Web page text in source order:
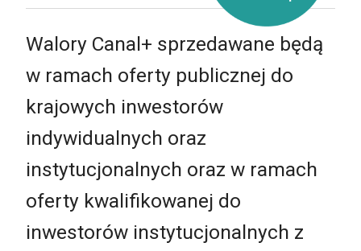
Walory Canal+ sprzedawane będą
w ramach oferty publicznej do
krajowych inwestorów
indywidualnych oraz
instytucjonalnych oraz w ramach
oferty kwalifikowanej do
inwestorów instytucjonalnych z